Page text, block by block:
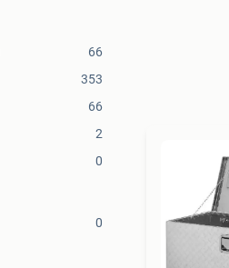
66
353
66
2
0
0